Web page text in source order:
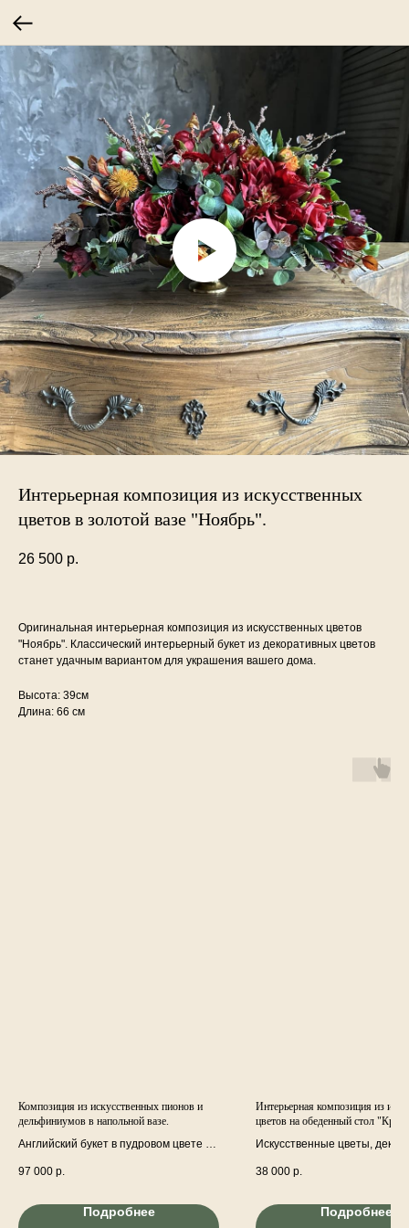
Интерьерная композиция из искусственных
цветов в золотой вазе "Ноябрь".
26 500 р.
Оригинальная интерьерная композиция из искусственных цветов
"Ноябрь". Классический интерьерный букет из декоративных цветов
станет удачным вариантом для украшения вашего дома.
Высота: 39см
Длина: 66 см
Композиция из искусственных пионов и
дельфиниумов в напольной вазе.
Английский букет в пудровом цвете с
напольной вазе. Напольная
97 000 р.
Подробнее
Интерьерная композиция из
цветов на обеденный стол
Искусственные цветы,
работа.
38 000 р.
Подробнее